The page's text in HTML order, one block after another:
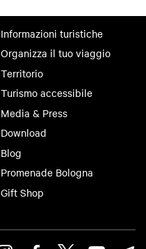
Informazioni turistiche
Organizza il tuo viaggio
Territorio
Turismo accessibile
Media & Press
Download
Blog
Promenade Bologna
Gift Shop